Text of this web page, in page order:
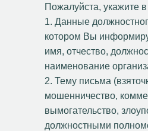
Пожалуйста, укажите
1. Данные
котором Вы
имя, отчество,
наименование
2. Тему письма
мошенничество,
вымогательство,
должностными